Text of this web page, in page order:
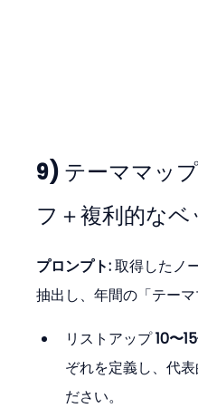
9) テーママッ
フ＋複利的なベ
プロンプト: 取得したノ
抽出し、年間の「テーマ
リストアップ 10〜
ぞれを定義し、代
ださい。